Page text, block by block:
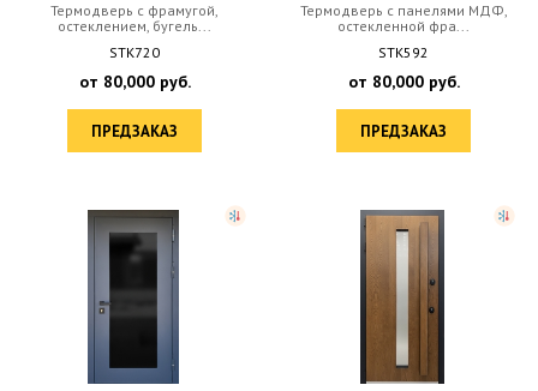
Термодверь с фрамугой,
остеклением, бугель...
STK720
от 80,000руб.
ПРЕДЗАКАЗ
Термодверь с панелями МДФ,
остекленной фра...
STK592
от 80,000руб.
ПРЕДЗАКАЗ